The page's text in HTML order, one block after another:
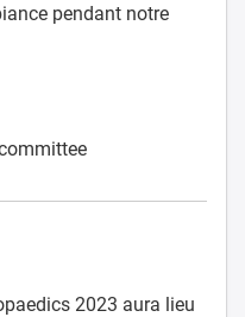
pendant notre
2023 aura lieu